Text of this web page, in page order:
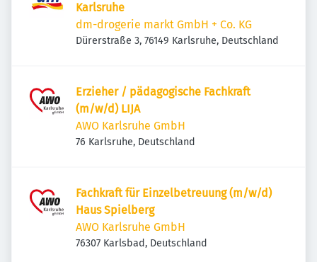
Karlsruhe
dm-drogerie markt GmbH + Co. KG
Dürerstraße 3, 76149 Karlsruhe, Deutschland
Erzieher / pädagogische Fachkraft
(m/w/d) LIJA
AWO Karlsruhe GmbH
76 Karlsruhe, Deutschland
Fachkraft für Einzelbetreuung (m/w/d)
Haus Spielberg
AWO Karlsruhe GmbH
76307 Karlsbad, Deutschland